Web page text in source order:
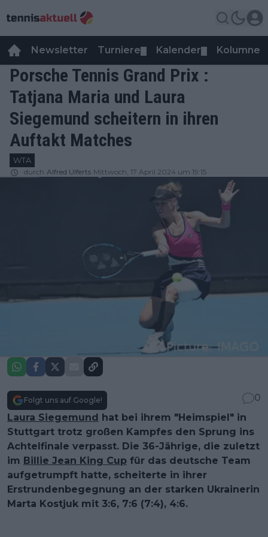
Newsletter Turniere Kalender Kolumnen
Porsche Tennis Grand Prix :
Tatjana Maria und Laura
Siegemund scheitern in ihren
Auftakt Matches
WTA
durch Alfred Ulferts Mittwoch, 17 April 2024 um 19:15
Folgt uns auf Google!
0
Laura Siegemund hat bei ihrem "Heimspiel" in
Stuttgart trotz großen Kampfes den Sprung ins
Achtelfinale verpasst. Die 36-Jährige, die zuletzt
im Billie Jean King Cup für das deutsche Team
aufgetrumpft hatte, scheiterte in ihrer
Erstrundenbegegnung an der starken Ukrainerin
Marta Kostjuk mit 3:6, 7:6 (7:4), 4:6.